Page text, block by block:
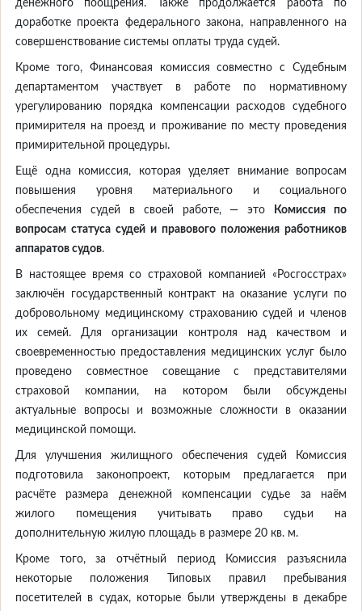
денежного поощрения. Также продолжается работа по
доработке проекта федерального закона, направленного на
совершенствование системы оплаты труда судей.
Кроме того, Финансовая комиссия совместно с Судебным
департаментом участвует в работе по нормативному
урегулированию порядка компенсации расходов судебного
примирителя на проезд и проживание по месту проведения
примирительной процедуры.
Ещё одна комиссия, которая уделяет внимание вопросам
повышения уровня материального и социального
обеспечения судей в своей работе, — это
Комиссия по
вопросам статуса судей и правового положения работников
аппаратов судов.
В настоящее время со страховой компанией «Росгосстрах»
заключён государственный контракт на оказание услуги по
добровольному медицинскому страхованию судей и членов
их семей. Для организации контроля над качеством и
своевременностью предоставления медицинских услуг было
проведено совместное совещание с представителями
страховой компании, на котором были обсуждены
актуальные вопросы и возможные сложности в оказании
медицинской помощи.
Для улучшения жилищного обеспечения судей Комиссия
подготовила законопроект, которым предлагается при
расчёте размера денежной компенсации судье за наём
жилого помещения учитывать право судьи на
дополнительную жилую площадь в размере 20 кв. м.
Кроме того, за отчётный период Комиссия разъяснила
некоторые положения Типовых правил пребывания
посетителей в судах, которые были утверждены в декабре